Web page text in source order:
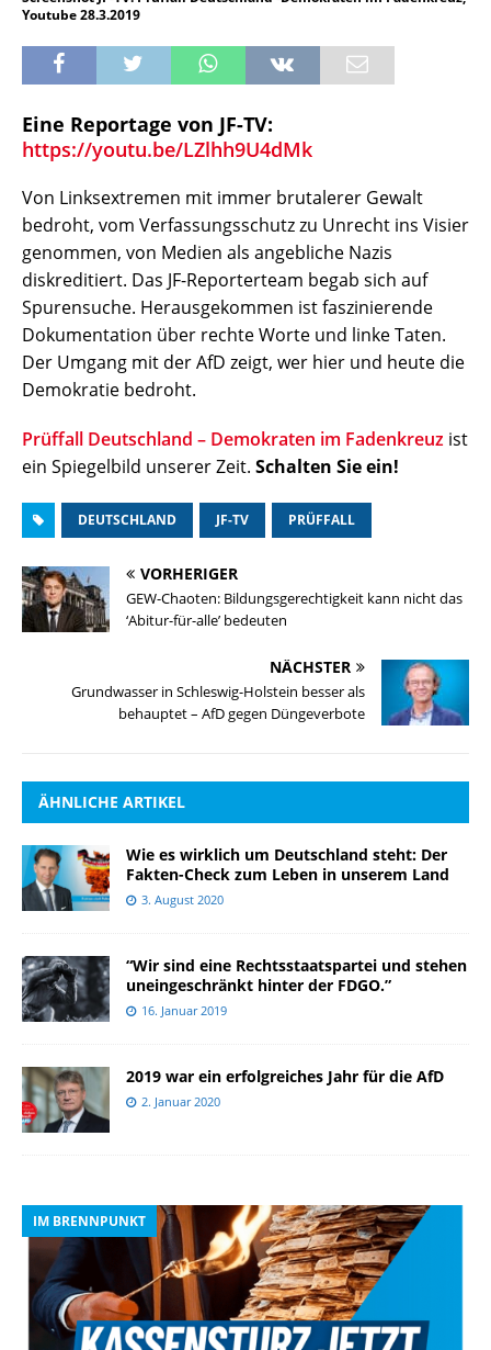
Youtube 28.3.2019
Eine Reportage von JF-TV:
https://youtu.be/LZlhh9U4dMk
Von Linksextremen mit immer brutalerer Gewalt
bedroht, vom Verfassungsschutz zu Unrecht ins Visier
genommen, von Medien als angebliche Nazis
diskreditiert. Das JF-Reporterteam begab sich auf
Spurensuche. Herausgekommen ist faszinierende
Dokumentation über rechte Worte und linke Taten.
Der Umgang mit der AfD zeigt, wer hier und heute die
Demokratie bedroht.
Prüffall Deutschland – Demokraten im Fadenkreuz ist
ein Spiegelbild unserer Zeit. Schalten Sie ein!
DEUTSCHLAND JF-TV PRÜFFALL
VORHERIGER
GEW-Chaoten: Bildungsgerechtigkeit kann nicht das
‘Abitur-für-alle’ bedeuten
NÄCHSTER
Grundwasser in Schleswig-Holstein besser als
behauptet – AfD gegen Düngeverbote
ÄHNLICHE ARTIKEL
Wie es wirklich um Deutschland steht: Der
Fakten-Check zum Leben in unserem Land
3. August 2020
“Wir sind eine Rechtsstaatspartei und stehen
uneingeschränkt hinter der FDGO.”
16. Januar 2019
2019 war ein erfolgreiches Jahr für die AfD
2. Januar 2020
IM BRENNPUNKT